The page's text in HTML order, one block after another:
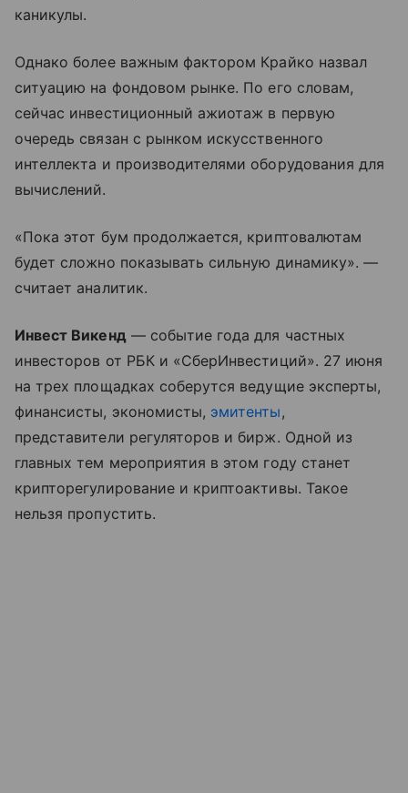
каникулы.
Однако более важным фактором Крайко назвал
ситуацию на фондовом рынке. По его словам,
сейчас инвестиционный ажиотаж в первую
очередь связан с рынком искусственного
интеллекта и производителями оборудования для
вычислений.
«Пока этот бум продолжается, криптовалютам
будет сложно показывать сильную динамику». —
считает аналитик.
Инвест Викенд— событие года для частных
инвесторов от РБК и «СберИнвестиций». 27 июня
на трех площадках соберутся ведущие эксперты,
финансисты, экономисты, эмитенты,
представители регуляторов и бирж. Одной из
главных тем мероприятия в этом году станет
крипторегулирование и криптоактивы. Такое
нельзя пропустить.